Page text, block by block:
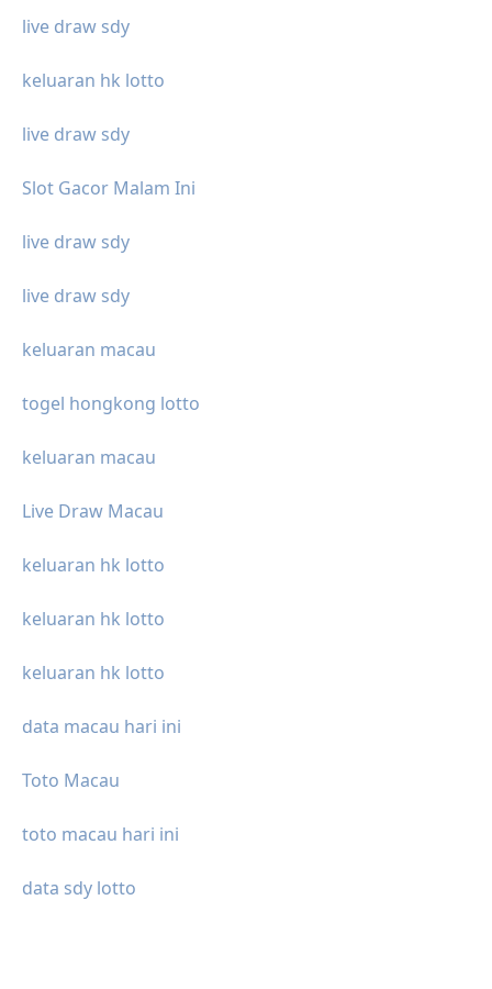
live draw sdy
keluaran hk lotto
live draw sdy
Slot Gacor Malam Ini
live draw sdy
live draw sdy
keluaran macau
togel hongkong lotto
keluaran macau
Live Draw Macau
keluaran hk lotto
keluaran hk lotto
keluaran hk lotto
data macau hari ini
Toto Macau
toto macau hari ini
data sdy lotto